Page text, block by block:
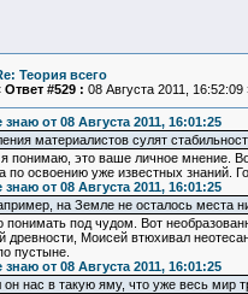
Теория всего
Ответ #529 : 08 Августа 2011, 16:52:09
знаю от 08 Августа 2011, 16:01:25
материалистов сулят
я понимаю, это ваше личное мнение.
по освоению уже известных знаний.
знаю от 08 Августа 2011, 16:01:25
на Земле не осталось места
понимать под чудом. Вот
древности, Моисей втюхивал
пустыне.
знаю от 08 Августа 2011, 16:01:25
он нас в такую яму, что уже весь мир